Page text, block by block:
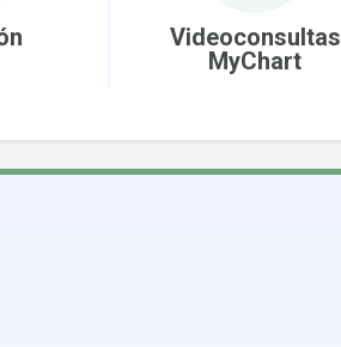
Videoconsultas
MyChart